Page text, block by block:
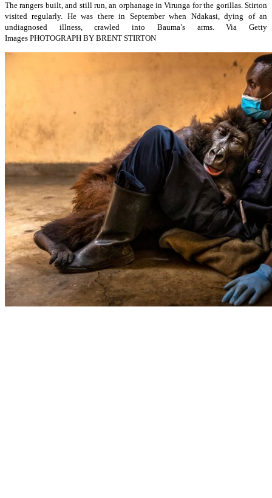
The rangers built, and still run, an orphanage in Virunga for the gorillas. Stirton
visited regularly. He was there in September when Ndakasi, dying of an
undiagnosed illness, crawled into Bauma’s arms. Via Getty
Images PHOTOGRAPH BY BRENT STIRTON